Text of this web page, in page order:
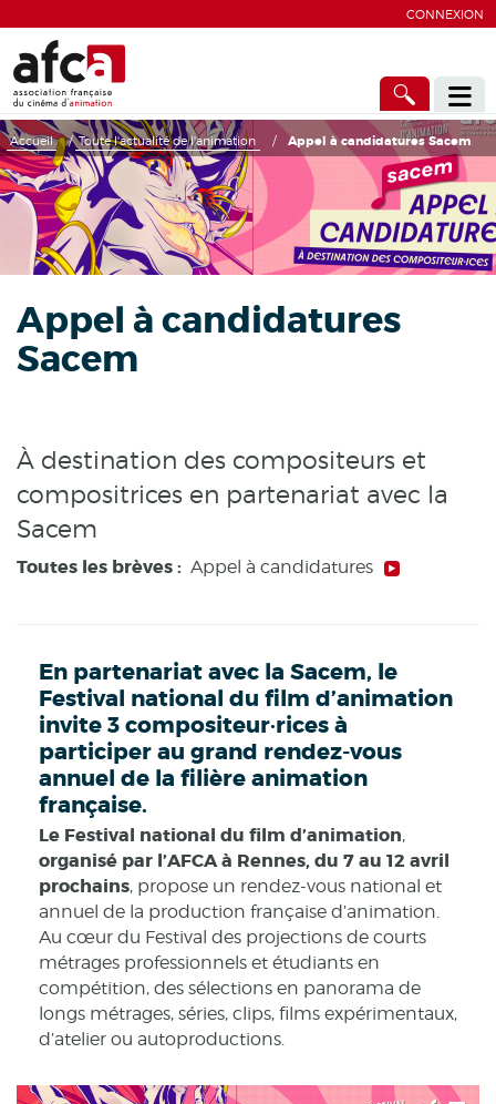
CONNEXION
Accueil / Toute l'actualité de l'animation / Appel à candidatures Sacem
Appel à candidatures
Sacem
À destination des compositeurs et
compositrices en partenariat avec la
Sacem
Toutes les brèves : Appel à candidatures
En partenariat avec la Sacem, le
Festival national du film d’animation
invite 3 compositeur·rices à
participer au grand rendez-vous
annuel de la filière animation
française.
Le Festival national du film d’animation,
organisé par l’AFCA à Rennes, du 7 au 12 avril
prochains, propose un rendez-vous national et
annuel de la production française d’animation.
Au cœur du Festival des projections de courts
métrages professionnels et étudiants en
compétition, des sélections en panorama de
longs métrages, séries, clips, films expérimentaux,
d’atelier ou autoproductions.